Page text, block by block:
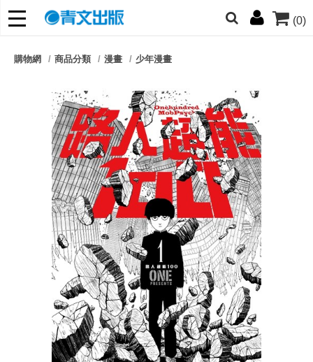
(0)
朋友們，提高警覺！
購物網 商品分類 漫畫 少年漫畫